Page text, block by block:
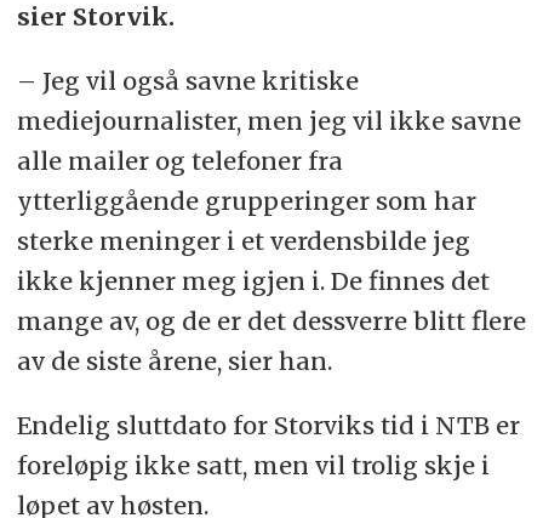
sier Storvik.
– Jeg vil også savne kritiske
mediejournalister, men jeg vil ikke savne
alle mailer og telefoner fra
ytterliggående grupperinger som har
sterke meninger i et verdensbilde jeg
ikke kjenner meg igjen i. De finnes det
mange av, og de er det dessverre blitt flere
av de siste årene, sier han.
Endelig sluttdato for Storviks tid i NTB er
foreløpig ikke satt, men vil trolig skje i
løpet av høsten.